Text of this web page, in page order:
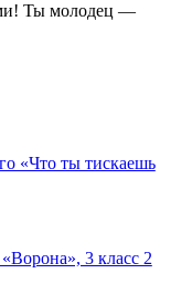
Ты молодец —
«Что ты тискаешь
3 класс 2